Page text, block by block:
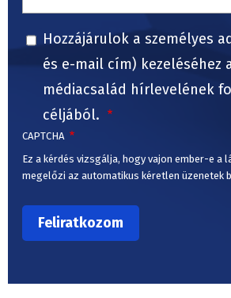
Hozzájárulok a személyes
és e-mail cím) kezeléséhez
médiacsalád hírlevelének
céljából.
CAPTCHA
Ez a kérdés vizsgálja, hogy vajon ember-e a
megelőzi az automatikus kéretlen üzenetek